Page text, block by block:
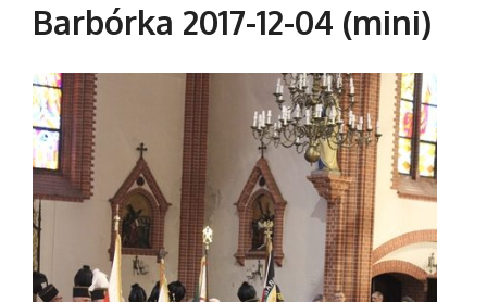
Barbórka 2017-12-04 (mini)